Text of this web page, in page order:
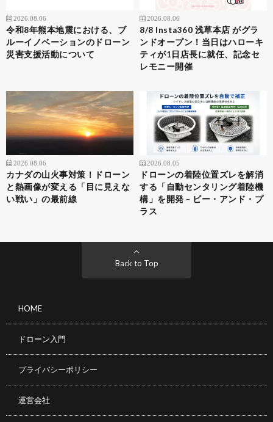
2026.08.06
令和8年熊本地震における、ブ
ルーイノベーションのドローン
災害支援活動について
2026.08.06
8/8 Insta360 浅草本店 がグラ
ンドオープン！当日はハローキ
ティが1日店長に就任、記念セ
レモニー開催
2026.08.06
カナダの山火事対策！ドローン
と熱画像が変える「目に見えな
い戦い」の最前線
2026.08.05
ドローンの着陸位置ズレを解消
する「自動センタリング着陸機
構」を開発 – ビー・アンド・プ
ラス
Back to Top
HOME
ドローン入門
プライバシーポリシー
運営会社